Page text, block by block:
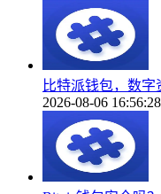
比特派钱包，数
2026-08-06 16:56:28